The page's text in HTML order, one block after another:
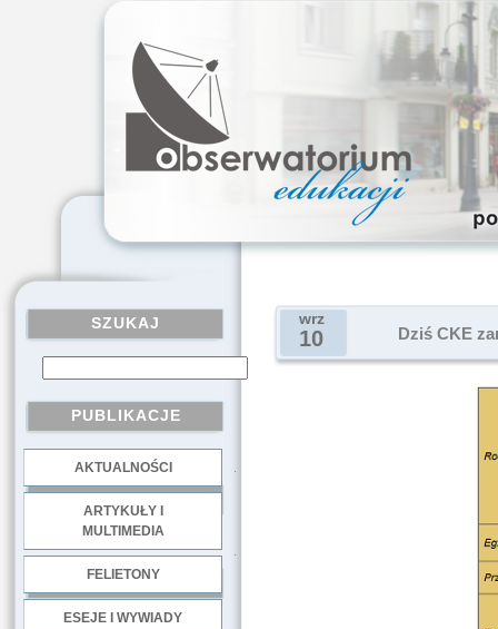
SZUKAJ
PUBLIKACJE
AKTUALNOŚCI
ARTYKUŁY I
MULTIMEDIA
FELIETONY
ESEJE I WYWIADY
wrz
10 Dziś CKE